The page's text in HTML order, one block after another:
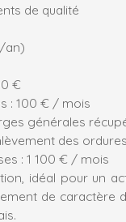
de qualité
an)
€
: 100 € / mois
générales
des
: 1 100 € / mois
idéal pour un
de caractère